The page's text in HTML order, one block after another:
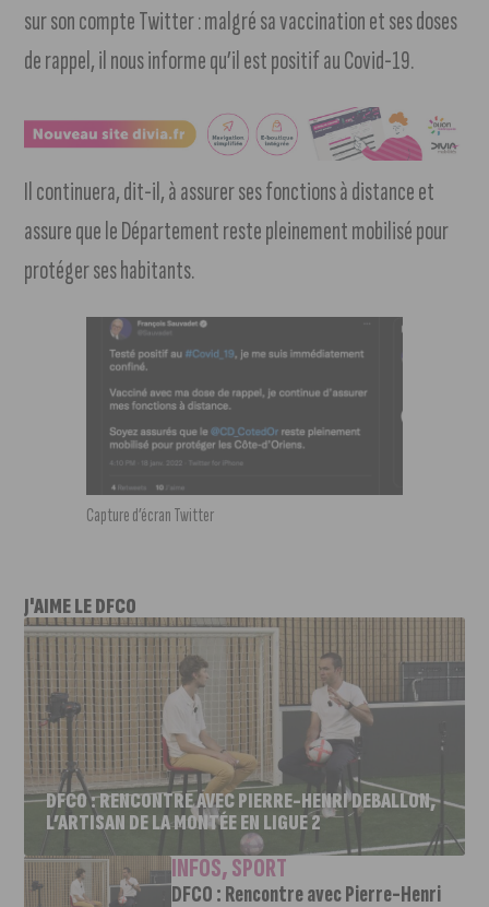
sur son compte Twitter : malgré sa vaccination et ses doses
de rappel, il nous informe qu’il est positif au Covid-19.
Il continuera, dit-il, à assurer ses fonctions à distance et
assure que le Département reste pleinement mobilisé pour
protéger ses habitants.
Capture d’écran Twitter
J'AIME LE DFCO
DFCO : RENCONTRE AVEC PIERRE-HENRI DEBALLON,
L’ARTISAN DE LA MONTÉE EN LIGUE 2
INFOS,SPORT
DFCO : Rencontre avec Pierre-Henri